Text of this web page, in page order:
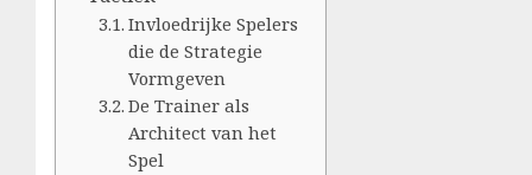
Invloedrijke Spelers
die de Strategie
Vormgeven
De Trainer als
Architect van het
Spel